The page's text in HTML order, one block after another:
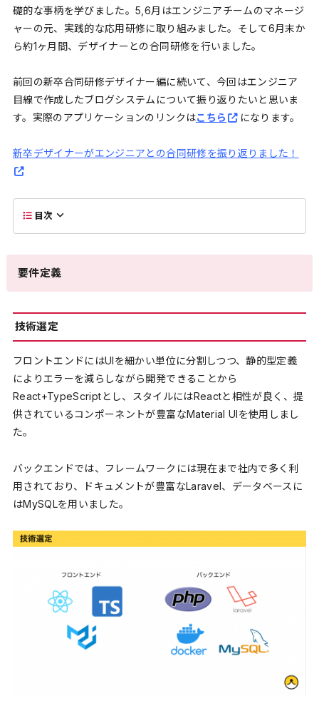
礎的な事柄を学びました。5,6月はエンジニアチームのマネージ
ャーの元、実践的な応用研修に取り組みました。そして6月末か
ら約1ヶ月間、デザイナーとの合同研修を行いました。
前回の新卒合同研修デザイナー編に続いて、今回はエンジニア
目線で作成したブログシステムについて振り返りたいと思いま
す。実際のアプリケーションのリンクはこちら になります。
新卒デザイナーがエンジニアとの合同研修を振り返りました！
目次
要件定義
技術選定
フロントエンドにはUIを細かい単位に分割しつつ、静的型定義
によりエラーを減らしながら開発できることから
React+TypeScriptとし、スタイルにはReactと相性が良く、提
供されているコンポーネントが豊富なMaterial UIを使用しまし
た。
バックエンドでは、フレームワークには現在まで社内で多く利
用されており、ドキュメントが豊富なLaravel、データベースに
はMySQLを用いました。